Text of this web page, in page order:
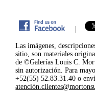
|
Las imágenes,
sitio, son materiales
de ©Galerías Louis C.
sin autorización. Para
+52(55) 52.83.31.40 o